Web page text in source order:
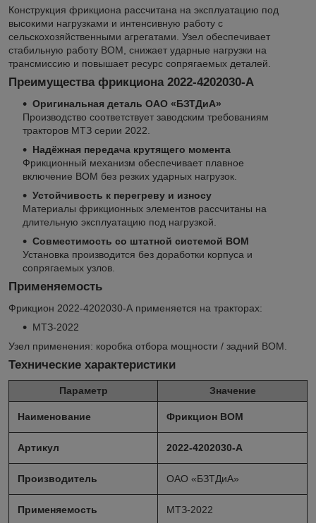
Конструкция фрикциона рассчитана на эксплуатацию под
высокими нагрузками и интенсивную работу с
сельскохозяйственными агрегатами. Узел обеспечивает
стабильную работу ВОМ, снижает ударные нагрузки на
трансмиссию и повышает ресурс сопрягаемых деталей.
Преимущества фрикциона 2022-4202030-А
Оригинальная деталь ОАО «БЗТДиА»
Производство соответствует заводским требованиям
тракторов МТЗ серии 2022.
Надёжная передача крутящего момента
Фрикционный механизм обеспечивает плавное
включение ВОМ без резких ударных нагрузок.
Устойчивость к перегреву и износу
Материалы фрикционных элементов рассчитаны на
длительную эксплуатацию под нагрузкой.
Совместимость со штатной системой ВОМ
Установка производится без доработки корпуса и
сопрягаемых узлов.
Применяемость
Фрикцион 2022-4202030-А применяется на тракторах:
МТЗ-2022
Узел применения: коробка отбора мощности / задний ВОМ.
Технические характеристики
Параметр Значение
Наименование Фрикцион ВОМ
Артикул 2022-4202030-А
Производитель ОАО «БЗТДиА»
Применяемость МТЗ-2022